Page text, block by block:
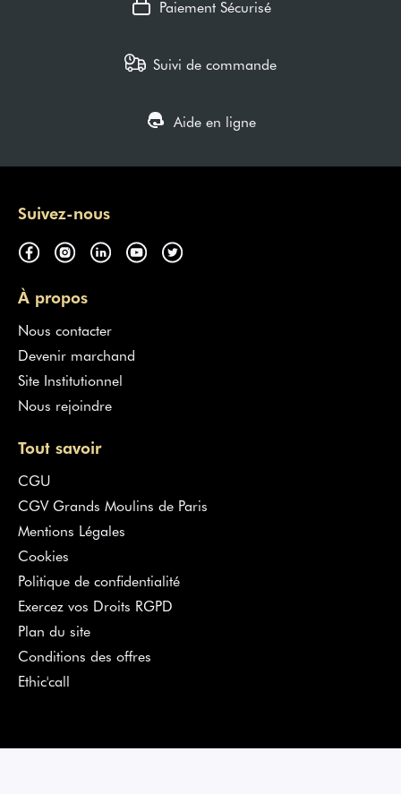
Paiement Sécurisé
Suivi de commande
Aide en ligne
Suivez-nous
À propos
Nous contacter
Devenir marchand
Site Institutionnel
Nous rejoindre
Tout savoir
CGU
CGV Grands Moulins de Paris
Mentions Légales
Cookies
Politique de confidentialité
Exercez vos Droits RGPD
Plan du site
Conditions des offres
Ethic'call